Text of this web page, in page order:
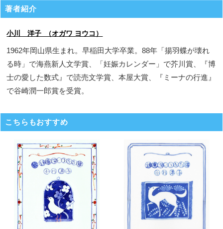
著者紹介
小川 洋子 （オガワ ヨウコ）
1962年岡山県生まれ。早稲田大学卒業。88年「揚羽蝶が壊れ
る時」で海燕新人文学賞、「妊娠カレンダー」で芥川賞、『博
士の愛した数式』で読売文学賞、本屋大賞、『ミーナの行進』
で谷崎潤一郎賞を受賞。
こちらもおすすめ